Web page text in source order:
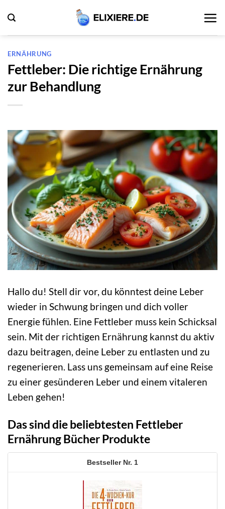
Inhalt
springen
ERNÄHRUNG
Fettleber: Die richtige Ernährung
zur Behandlung
Hallo du! Stell dir vor, du könntest deine Leber
wieder in Schwung bringen und dich voller
Energie fühlen. Eine Fettleber muss kein Schicksal
sein. Mit der richtigen Ernährung kannst du aktiv
dazu beitragen, deine Leber zu entlasten und zu
regenerieren. Lass uns gemeinsam auf eine Reise
zu einer gesünderen Leber und einem vitaleren
Leben gehen!
Das sind die beliebtesten Fettleber
Ernährung Bücher Produkte
1